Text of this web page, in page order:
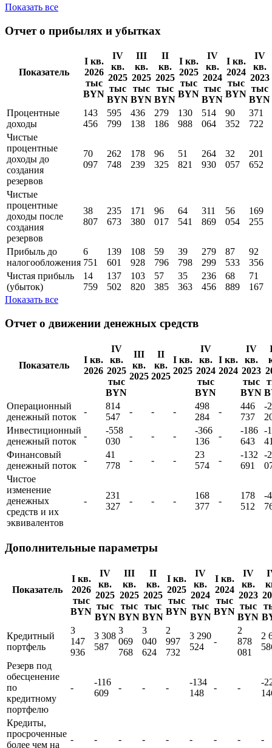
Показать все
Отчет о прибылях и убытках
Показатель
I кв.
2026
тыс
BYN
IV
кв.
2025
тыс
BYN
III
кв.
2025
тыс
BYN
II
кв.
2025
тыс
BYN
I кв.
2025
тыс
BYN
IV
кв.
2024
тыс
BYN
I кв.
2024
тыс
BYN
IV
кв.
2023
тыс
BYN
Процентные
доходы
143
456
595
799
436
138
279
186
130
988
514
064
90
352
371
722
Чистые
процентные
доходы до
создания
резервов
70
097
262
748
178
239
96
325
51
821
264
930
32
057
201
652
Чистые
процентные
доходы поcле
создания
резервов
38
807
235
673
171
380
96
017
64
541
311
869
56
054
169
255
Прибыль до
налогообложения
6
751
139
601
108
928
59
796
39
798
279
299
87
533
92
356
Чистая прибыль
(убыток)
14
759
137
502
103
820
57
385
35
363
236
456
68
889
71
167
Показать все
Отчет о движении денежных средств
Показатель
I кв.
2026
IV
кв.
2025
тыс
BYN
III
кв.
2025
II
кв.
2025
I кв.
2025
IV
кв.
2024
тыс
BYN
I кв.
2024
IV
кв.
2023
тыс
BYN
Операционный
денежный поток
-
814
547
- - -
498
284
-
446
737
-
Инвестиционный
денежный поток
-
-558
030
- - -
-366
136
-
-186
643
-
Финансовый
денежный поток
-
41
778
- - -
23
574
-
-132
691
-
Чистое
изменение
денежных
средств и их
эквивалентов
-
231
327
- - -
168
377
-
178
512
-
Дополнительные параметры
Показатель
I кв.
2026
тыс
BYN
IV
кв.
2025
тыс
BYN
III
кв.
2025
тыс
BYN
II
кв.
2025
тыс
BYN
I кв.
2025
тыс
BYN
IV
кв.
2024
тыс
BYN
I кв.
2024
тыс
BYN
IV
кв.
2023
тыс
BYN
Кредитный
портфель
3
147
936
3 308
587
3
069
768
3
040
624
2
997
732
3 290
524
-
2
878
081
2
Резерв под
обесценение
по
кредитному
портфелю
-
-116
609
- - -
-134
148
- -
-
Кредиты,
просроченные
более чем на
- - - - - - - - -